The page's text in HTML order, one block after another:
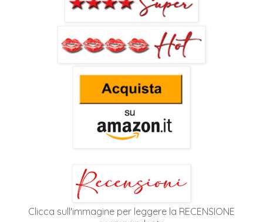
Clicca sull'immagine per leggere la RECENSIONE